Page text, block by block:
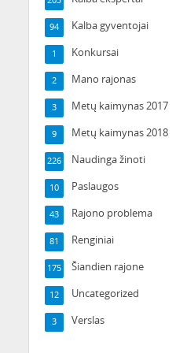
Kalba gyventojai
94
Konkursai
1
Mano rajonas
2
Metų kaimynas 2017
3
Metų kaimynas 2018
9
Naudinga žinoti
226
Paslaugos
10
Rajono problema
43
Renginiai
81
Šiandien rajone
175
Uncategorized
12
Verslas
3